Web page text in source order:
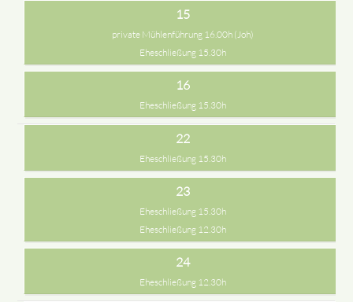
15
private Mühlenführung 16.00h (Joh)
Eheschließung 15.30h
16
Eheschließung 15.30h
22
Eheschließung 15.30h
23
Eheschließung 15.30h
Eheschließung 12.30h
24
Eheschließung 12.30h